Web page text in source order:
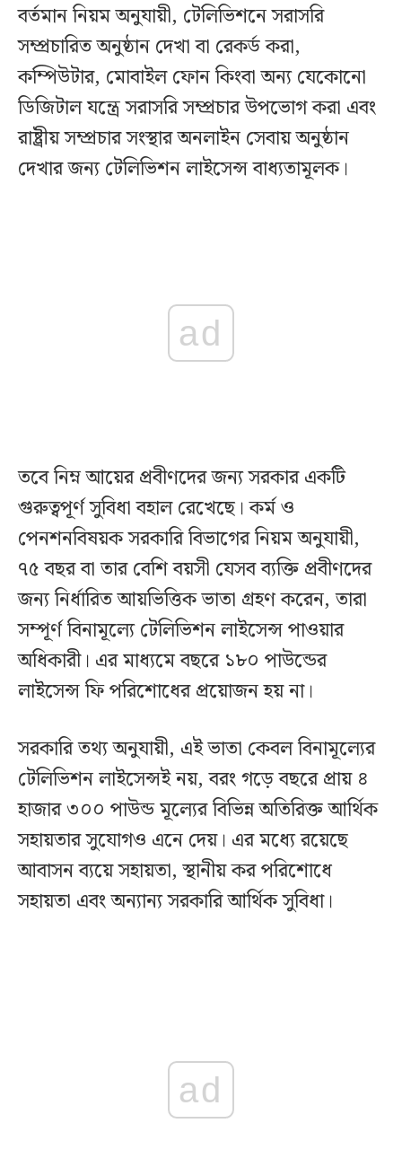
বর্তমান নিয়ম অনুযায়ী, টেলিভিশনে সরাসরি
সম্প্রচারিত অনুষ্ঠান দেখা বা রেকর্ড করা,
কম্পিউটার, মোবাইল ফোন কিংবা অন্য যেকোনো
ডিজিটাল যন্ত্রে সরাসরি সম্প্রচার উপভোগ করা এবং
রাষ্ট্রীয় সম্প্রচার সংস্থার অনলাইন সেবায় অনুষ্ঠান
দেখার জন্য টেলিভিশন লাইসেন্স বাধ্যতামূলক।
ad
তবে নিম্ন আয়ের প্রবীণদের জন্য সরকার একটি
গুরুত্বপূর্ণ সুবিধা বহাল রেখেছে। কর্ম ও
পেনশনবিষয়ক সরকারি বিভাগের নিয়ম অনুযায়ী,
৭৫ বছর বা তার বেশি বয়সী যেসব ব্যক্তি প্রবীণদের
জন্য নির্ধারিত আয়ভিত্তিক ভাতা গ্রহণ করেন, তারা
সম্পূর্ণ বিনামূল্যে টেলিভিশন লাইসেন্স পাওয়ার
অধিকারী। এর মাধ্যমে বছরে ১৮০ পাউন্ডের
লাইসেন্স ফি পরিশোধের প্রয়োজন হয় না।
সরকারি তথ্য অনুযায়ী, এই ভাতা কেবল বিনামূল্যের
টেলিভিশন লাইসেন্সই নয়, বরং গড়ে বছরে প্রায় ৪
হাজার ৩০০ পাউন্ড মূল্যের বিভিন্ন অতিরিক্ত আর্থিক
সহায়তার সুযোগও এনে দেয়। এর মধ্যে রয়েছে
আবাসন ব্যয়ে সহায়তা, স্থানীয় কর পরিশোধে
সহায়তা এবং অন্যান্য সরকারি আর্থিক সুবিধা।
ad